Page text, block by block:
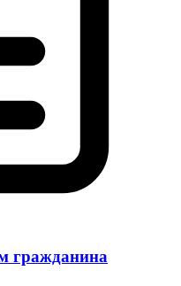
гражданина